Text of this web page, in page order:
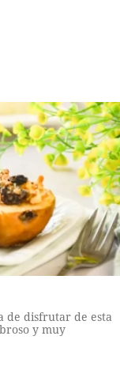
de disfrutar de esta
y muy